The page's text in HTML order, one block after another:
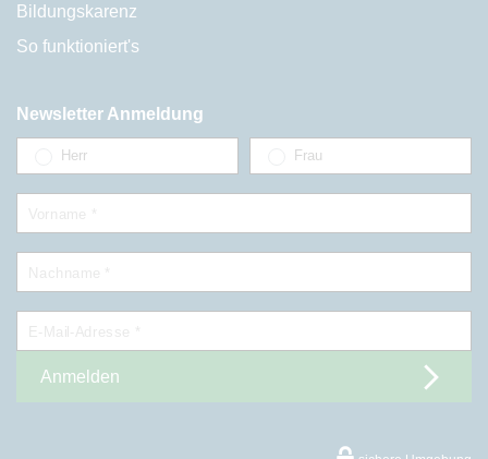
Bildungskarenz
So funktioniert's
Newsletter Anmeldung
Herr Frau
Anmelden